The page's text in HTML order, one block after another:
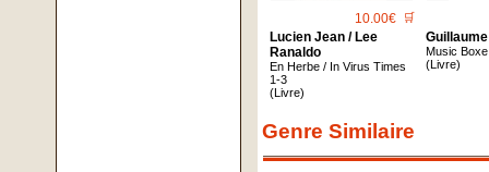
10.00€ 🛒
Lucien Jean / Lee
Ranaldo
En Herbe / In Virus Times
1-3
(Livre)
Music Boxe
(Livre)
Genre Similaire